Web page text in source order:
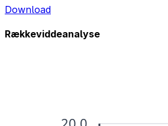
Download
Rækkeviddeanalyse